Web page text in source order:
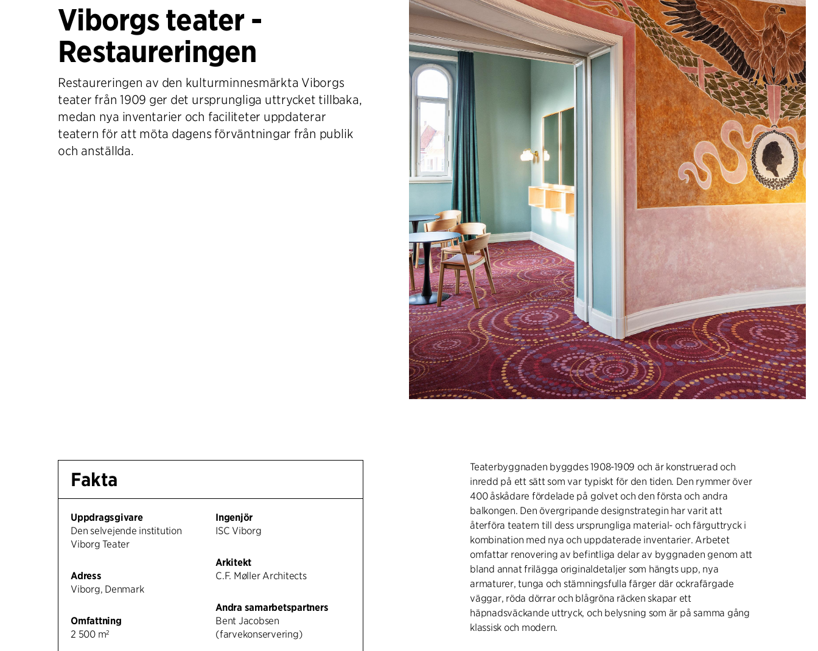
Viborgs teater -
Restaureringen
Restaureringen av den kulturminnesmärkta Viborgs
teater från 1909 ger det ursprungliga uttrycket tillbaka,
medan nya inventarier och faciliteter uppdaterar
teatern för att möta dagens förväntningar från publik
och anställda.
Fakta
Uppdragsgivare
Den selvejende institution
Viborg Teater
Adress
Viborg, Denmark
Omfattning
2 500 m²
Ingenjör
ISC Viborg
Arkitekt
C.F. Møller Architects
Andra samarbetspartners
Bent Jacobsen
(farvekonservering)
Teaterbyggnaden byggdes 1908-1909 och är konstruerad och
inredd på ett sätt som var typiskt för den tiden. Den rymmer över
400 åskådare fördelade på golvet och den första och andra
balkongen. Den övergripande designstrategin har varit att
återföra teatern till dess ursprungliga material- och färguttryck i
kombination med nya och uppdaterade inventarier. Arbetet
omfattar renovering av befintliga delar av byggnaden genom att
bland annat frilägga originaldetaljer som hängts upp, nya
armaturer, tunga och stämningsfulla färger där ockrafärgade
väggar, röda dörrar och blågröna räcken skapar ett
häpnadsväckande uttryck, och belysning som är på samma gång
klassisk och modern.